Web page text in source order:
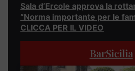
Sala d’Ercole approva la
“Norma importante per le
CLICCA PER IL VIDEO
BarSicilia